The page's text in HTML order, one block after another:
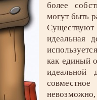
более
могут быть
идеальная
как единый